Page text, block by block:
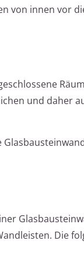
von innen vor
und daher
Die